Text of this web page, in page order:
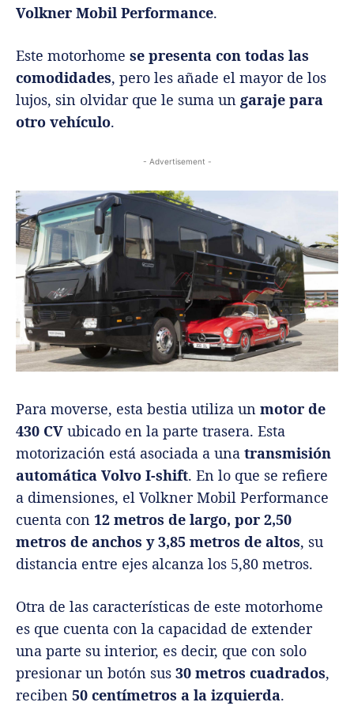
Volkner Mobil Performance.
Este motorhome se presenta con todas las
comodidades, pero les añade el mayor de los
lujos, sin olvidar que le suma un garaje para
otro vehículo.
- Advertisement -
Para moverse, esta bestia utiliza un motor de
430 CV ubicado en la parte trasera. Esta
motorización está asociada a una transmisión
automática Volvo I-shift. En lo que se refiere
a dimensiones, el Volkner Mobil Performance
cuenta con 12 metros de largo, por 2,50
metros de anchos y 3,85 metros de altos, su
distancia entre ejes alcanza los 5,80 metros.
Otra de las características de este motorhome
es que cuenta con la capacidad de extender
una parte su interior, es decir, que con solo
presionar un botón sus 30 metros cuadrados,
reciben 50 centímetros a la izquierda.